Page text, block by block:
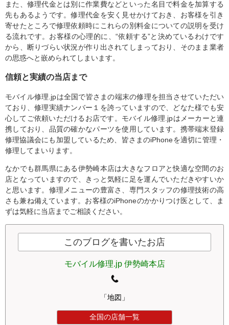
また、修理代金とは別に作業費などといった名目で料金を加算する
先もあるようです。修理代金を安く見せかけておき、お客様を引き
寄せたところで修理依頼時にこれらの別料金についての説明を受け
る流れです。お客様の心理的に、“依頼する”と決めているわけです
から、断りづらい状況が作り出されてしまっており、そのまま業者
の思惑へと嵌められてしまいます。
信頼と実績の当店まで
モバイル修理.jpは全国で皆さまの端末の修理を担当させていただい
ており、修理実績ナンバー１を誇っていますので、どなた様でも安
心してご依頼いただけるお店です。モバイル修理.jpはメーカーと連
携しており、品質の確かなパーツを使用しています。携帯端末登録
修理協議会にも加盟しているため、皆さまのiPhoneを適切に管理・
修理してまいります。
なかでも群馬県にある伊勢崎本店は大きなフロアと快適な空間のお
店となっていますので、きっと気軽に足を運んでいただきやすいか
と思います。修理メニューの豊富さ、専門スタッフの修理技術の高
さも兼ね備えています。お客様のiPhoneのかかりつけ医として、ま
ずは気軽に当店までご相談ください。
このブログを書いたお店
モバイル修理.jp 伊勢崎本店
「地図」
全国の店舗一覧